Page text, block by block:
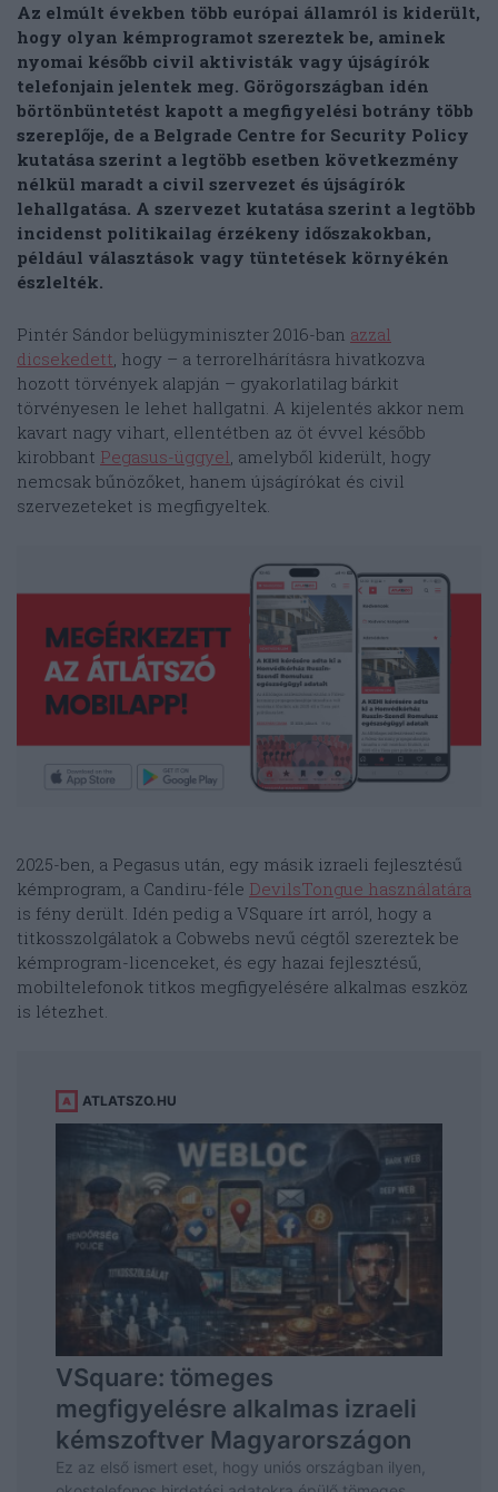
Az elmúlt években több európai államról is kiderült,
hogy olyan kémprogramot szereztek be, aminek
nyomai később civil aktivisták vagy újságírók
telefonjain jelentek meg. Görögországban idén
börtönbüntetést kapott a megfigyelési botrány több
szereplője, de a Belgrade Centre for Security Policy
kutatása szerint a legtöbb esetben következmény
nélkül maradt a civil szervezet és újságírók
lehallgatása. A szervezet kutatása szerint a legtöbb
incidenst politikailag érzékeny időszakokban,
például választások vagy tüntetések környékén
észlelték.
Pintér Sándor belügyminiszter 2016-ban azzal
dicsekedett, hogy – a terrorelhárításra hivatkozva
hozott törvények alapján – gyakorlatilag bárkit
törvényesen le lehet hallgatni. A kijelentés akkor nem
kavart nagy vihart, ellentétben az öt évvel később
kirobbant Pegasus-üggyel, amelyből kiderült, hogy
nemcsak bűnözőket, hanem újságírókat és civil
szervezeteket is megfigyeltek.
2025-ben, a Pegasus után, egy másik izraeli fejlesztésű
kémprogram, a Candiru-féle DevilsTongue használatára
is fény derült. Idén pedig a VSquare írt arról, hogy a
titkosszolgálatok a Cobwebs nevű cégtől szereztek be
kémprogram-licenceket, és egy hazai fejlesztésű,
mobiltelefonok titkos megfigyelésére alkalmas eszköz
is létezhet.